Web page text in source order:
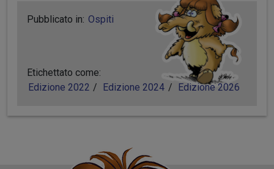
Pubblicato in: Ospiti
Etichettato come:
Edizione 2022
Edizione 2024 Edizione 2026